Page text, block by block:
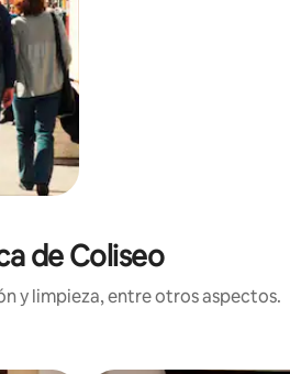
de Coliseo
y limpieza, entre otros aspectos.